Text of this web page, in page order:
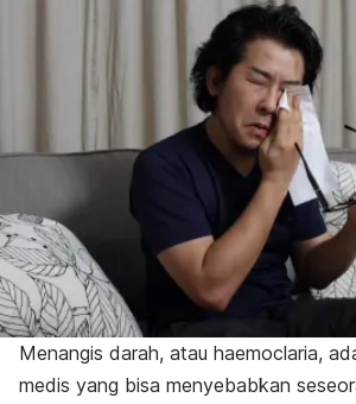
Menangis darah, atau haemoclaria,
medis yang bisa menyebabkan